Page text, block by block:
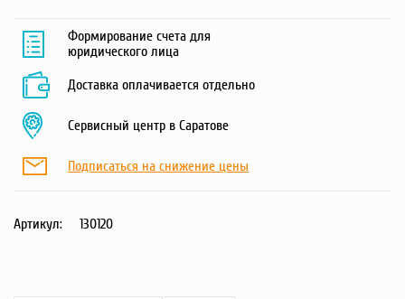
Формирование счета для
юридического лица
Доставка оплачивается отдельно
Сервисный центр в Саратове
Подписаться на снижение цены
Артикул: 130120